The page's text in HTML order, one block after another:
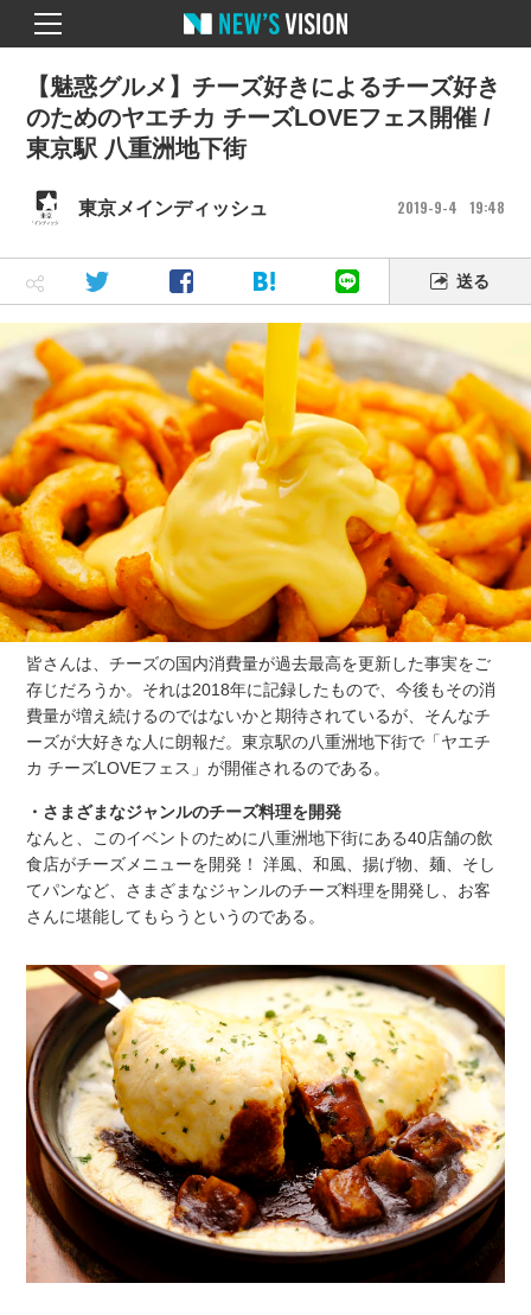
東京メインディッシュ 2019 9 4 19 48
【魅惑グルメ】チーズ好きによるチーズ好き
のためのヤエチカ チーズLOVEフェス開催 /
東京駅 八重洲地下街
送る
皆さんは、チーズの国内消費量が過去最高を更新した事実をご
存じだろうか。それは2018年に記録したもので、今後もその消
費量が増え続けるのではないかと期待されているが、そんなチ
ーズが大好きな人に朗報だ。東京駅の八重洲地下街で「ヤエチ
カ チーズLOVEフェス」が開催されるのである。
・さまざまなジャンルのチーズ料理を開発
なんと、このイベントのために八重洲地下街にある40店舗の飲
食店がチーズメニューを開発！ 洋風、和風、揚げ物、麺、そし
てパンなど、さまざまなジャンルのチーズ料理を開発し、お客
さんに堪能してもらうというのである。